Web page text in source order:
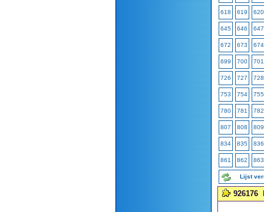
618 619 620
645 646 647
672 673 674
699 700 701
726 727 728
753 754 755
780 781 782
807 808 809
834 835 836
861 862 863
Lijst
926176